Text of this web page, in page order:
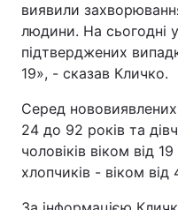
виявили
людини. На сьогодні
підтверджених
19», - сказав Кличко.
Серед
24 до 92 років та
чоловіків віком від
хлопчиків - віком від